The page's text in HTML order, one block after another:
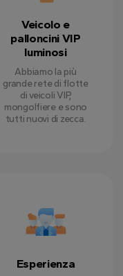
Veicolo e
palloncini VIP
luminosi
Abbiamo la più
grande rete di flotte
di veicoli VIP,
mongolfiere e sono
tutti nuovi di zecca.
Esperienza